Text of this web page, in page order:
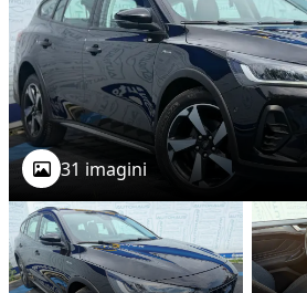
31 imagini